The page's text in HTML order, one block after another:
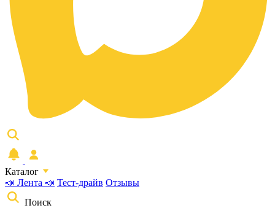
Каталог
📣 Лента 📣 Тест-драйв Отзывы
Поиск